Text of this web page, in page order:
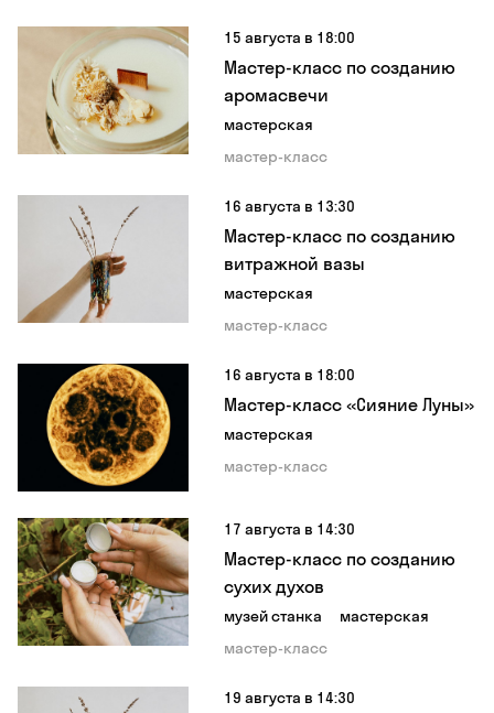
15 августа в 18:00
Мастер-класс по созданию
аромасвечи
мастерская
мастер-класс
16 августа в 13:30
Мастер-класс по созданию
витражной вазы
мастерская
мастер-класс
16 августа в 18:00
Мастер-класс «Сияние Луны»
мастерская
мастер-класс
17 августа в 14:30
Мастер-класс по созданию
сухих духов
музей станка
мастерская
мастер-класс
19 августа в 14:30